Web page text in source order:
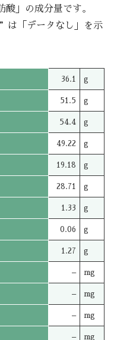
酸」の成分量です。
「データなし」を示
36.1 g
51.5 g
54.4 g
49.22 g
19.18 g
28.71 g
1.33 g
0.06 g
1.27 g
– mg
– mg
– mg
– mg